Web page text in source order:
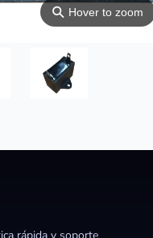
⚲ Hover to zoom